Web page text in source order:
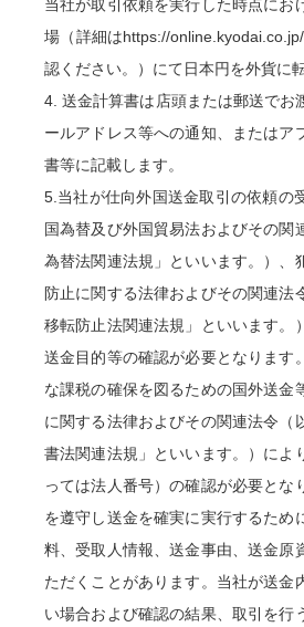
当社が取引依頼を実行した時点にお
場（詳細はhttps://
認ください。）にて日本円を外貨に
4. 送金計算書は店頭または郵送でお
ールアドレス等への通知、またはア
書等に記載します。
5.当社が仕向外国送金取引の依頼の
国為替及び外国貿易法およびその関
為替法関連法規」といいます。）、
防止に関する法律およびその関連法
移転防止法関連法規」といいます。
送金目的等の確認が必要となります
な課税の確保を図るための国外送金
に関する法律およびその関連法令（
書法関連法規」といいます。）によ
っては法人番号）の確認が必要とな
を遵守し送金を確実に実行するため
料、受取人情報、送金事由、送金原
ただくことがあります。当社が送金
い場合および確認の結果、取引を行